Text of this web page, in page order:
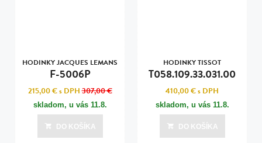
HODINKY JACQUES LEMANS
F-5006P
215,00 €s DPH307,00 €
skladom, u vás 11.8.
DO KOŠÍKA
HODINKY TISSOT
T058.109.33.031.00
410,00 €s DPH
skladom, u vás 11.8.
DO KOŠÍKA